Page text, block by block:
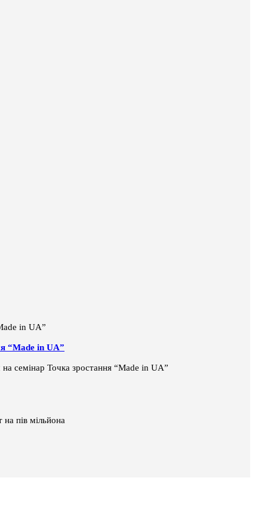
“Made in UA”
семінар Точка зростання “Made in UA”
на пів мільйона